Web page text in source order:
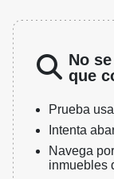
No
que
Prueba
Intenta
Navega
inmuebles